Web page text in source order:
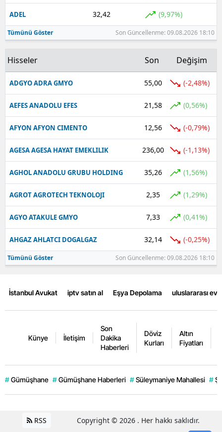
Yalova
Karabük
ADEL 32,42 (9,97%)
Tümünü Göster Son Güncellenme: 09.08.2026 18:10
Hisseler Son Değişim
ADGYO ADRA GMYO 55,00 (-2,48%)
AEFES ANADOLU EFES 21,58 (0,56%)
AFYON AFYON CIMENTO 12,56 (-0,79%)
AGESA AGESA HAYAT EMEKLILIK 236,00 (-1,13%)
AGHOL ANADOLU GRUBU HOLDING 35,26 (1,56%)
AGROT AGROTECH TEKNOLOJI 2,35 (1,29%)
AGYO ATAKULE GMYO 7,33 (0,41%)
AHGAZ AHLATCI DOGALGAZ 32,14 (-0,25%)
Tümünü Göster Son Güncellenme: 09.08.2026 18:10
İstanbul Avukat iptv satın al Eşya Depolama uluslararası
Künye İletişim
Son
Dakika
Haberleri
Döviz
Kurları
Altın
Fiyatları
# Gümüşhane # Gümüşhane Haberleri # Süleymaniye Mahallesi #
RSS Copyright © 2026 . Her hakkı saklıdır.